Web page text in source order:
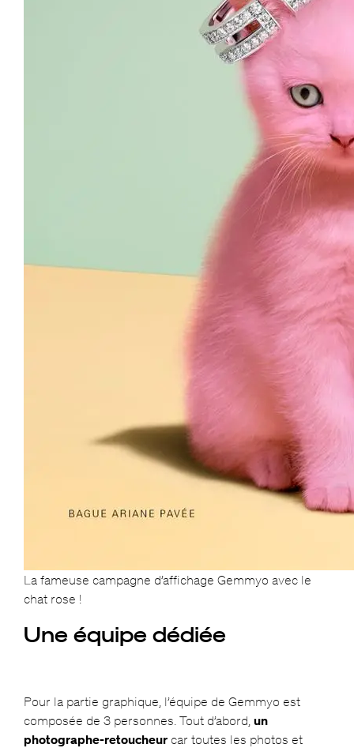
La fameuse campagne d’affichage Gemmyo avec le
chat rose !
Une équipe dédiée
Pour la partie graphique, l’équipe de Gemmyo est
composée de 3 personnes. Tout d’abord, un
photographe-retoucheurcar toutes les photos et